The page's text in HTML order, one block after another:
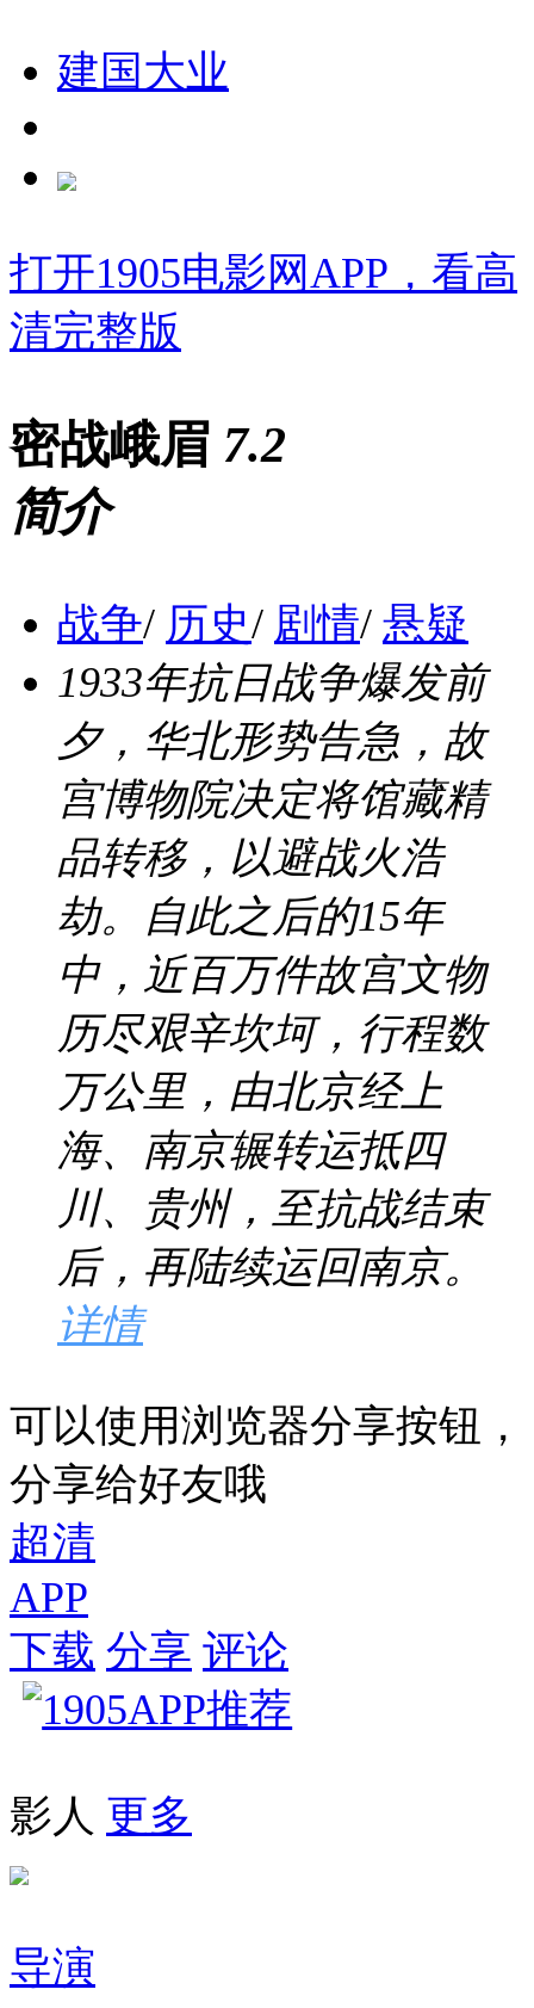
建国大业
打开1905电影网APP，看高
清完整版
密战峨眉 7.2
简介
战争/ 历史/ 剧情/ 悬疑
1933年抗日战争爆发前
夕，华北形势告急，故
宫博物院决定将馆藏精
品转移，以避战火浩
劫。自此之后的15年
中，近百万件故宫文物
历尽艰辛坎坷，行程数
万公里，由北京经上
海、南京辗转运抵四
川、贵州，至抗战结束
后，再陆续运回南京。
详情
可以使用浏览器分享按钮，
分享给好友哦
超清
APP
下载 分享 评论
影人 更多
导演